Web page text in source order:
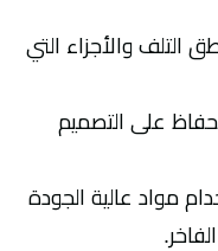
التلف والأجزاء التي
على التصميم
مواد عالية الجودة